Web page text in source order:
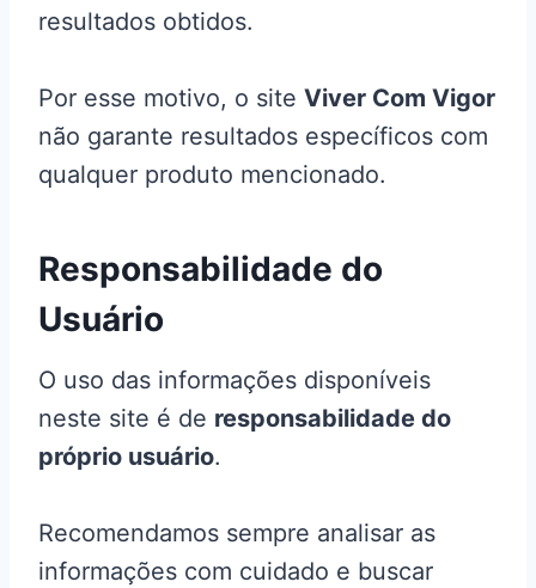
resultados obtidos.
Por esse motivo, o site Viver Com Vigor
não garante resultados específicos com
qualquer produto mencionado.
Responsabilidade do
Usuário
O uso das informações disponíveis
neste site é de responsabilidade do
próprio usuário.
Recomendamos sempre analisar as
informações com cuidado e buscar